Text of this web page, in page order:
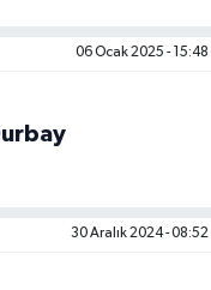
06 Ocak 2025 - 15:48
30 Aralık 2024 - 08:52